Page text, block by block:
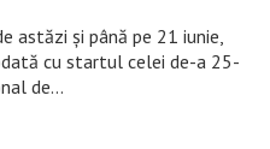
astăzi și până pe 21 iunie,
cu startul celei de-a 25-
de…